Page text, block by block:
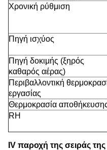
Χρονική ρύθμιση
Πηγή ισχύος
Πηγή δοκιμής (ξηρός
καθαρός αέρας)
Περιβαλλοντική
εργασίας
Θερμοκρασία
RH
IV παροχή της σειράς